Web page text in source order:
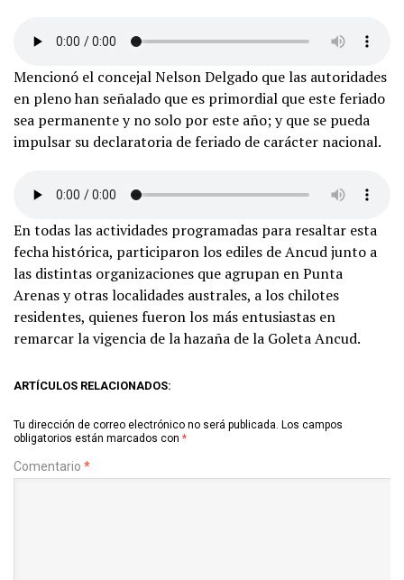
Mencionó el concejal Nelson Delgado que las autoridades
en pleno han señalado que es primordial que este feriado
sea permanente y no solo por este año; y que se pueda
impulsar su declaratoria de feriado de carácter nacional.
En todas las actividades programadas para resaltar esta
fecha histórica, participaron los ediles de Ancud junto a
las distintas organizaciones que agrupan en Punta
Arenas y otras localidades australes, a los chilotes
residentes, quienes fueron los más entusiastas en
remarcar la vigencia de la hazaña de la Goleta Ancud.
ARTÍCULOS RELACIONADOS:
Tu dirección de correo electrónico no será publicada. Los campos
obligatorios están marcados con *
Comentario *